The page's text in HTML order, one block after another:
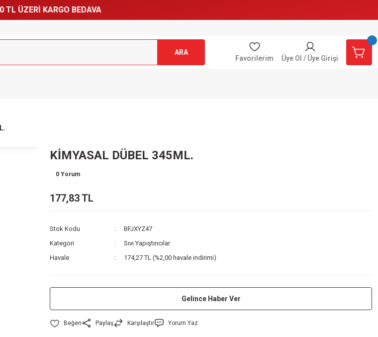
TL ÜZERİ KARGO BEDAVA
ARA
Favorilerim Üye Ol / Üye Girişi
KİMYASAL DÜBEL 345ML.
0 Yorum
177,83 TL
Stok Kodu
BFJXYZ47
Kategori
Sıvı Yapıştırıcılar
Havale
174,27 TL (%2,00 havale indirimi)
Gelince Haber Ver
Paylaş Karşılaştır Yorum Yaz